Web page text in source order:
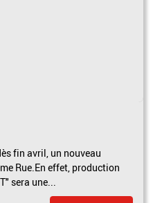
fin avril, un nouveau
Rue.En effet, production
sera une...